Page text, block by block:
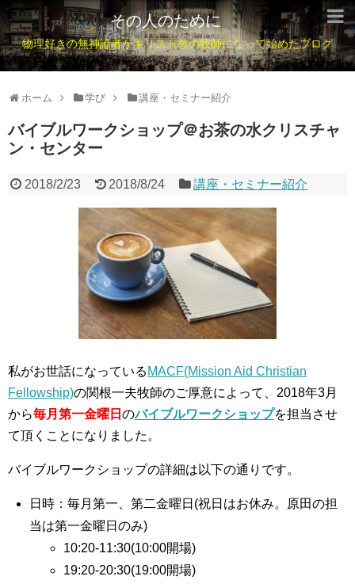
その人のために
物理好きの無神論者がキリスト教の牧師になって始めたブログ
ホーム 学び 講座・セミナー紹介
バイブルワークショップ＠お茶の水クリスチャ
ン・センター
2018/2/23 2018/8/24 講座・セミナー紹介
私がお世話になっている MACF(Mission Aid Christian
Fellowship)の関根一夫牧師のご厚意によって、2018年3月
から毎月第一金曜日 のバイブルワークショップを担当させ
て頂くことになりました。
バイブルワークショップの詳細は以下の通りです。
日時：毎月第一、第二金曜日(祝日はお休み。原田の担
当は第一金曜日のみ)
10:20-11:30(10:00開場)
19:20-20:30(19:00開場)